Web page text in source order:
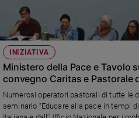
Registrati
Redazione
Social
INIZIATIVA
Ministero della Pace e Tavolo
convegno Caritas e Pastorale
Numerosi operatori pastorali di tutte le
seminario “Educare alla pace in tempi